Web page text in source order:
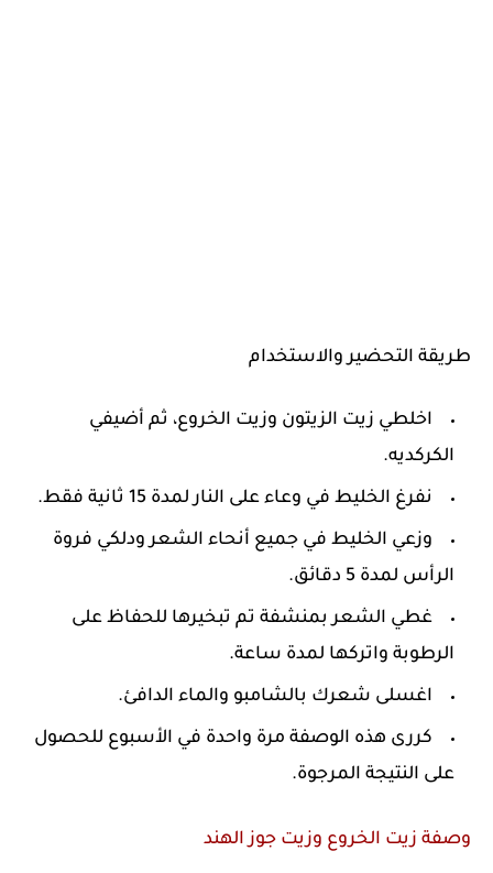
طريقة التحضير والاستخدام
اخلطي زيت الزيتون وزيت الخروع، ثم أضيفي
الكركديه.
نفرغ الخليط في وعاء على النار لمدة 15 ثانية فقط.
وزعي الخليط في جميع أنحاء الشعر ودلكي فروة
الرأس لمدة 5 دقائق.
غطي الشعر بمنشفة تم تبخيرها للحفاظ على
الرطوبة واتركها لمدة ساعة.
اغسلى شعرك بالشامبو والماء الدافئ.
كررى هذه الوصفة مرة واحدة في الأسبوع للحصول
على النتيجة المرجوة.
وصفة زيت الخروع وزيت جوز الهند